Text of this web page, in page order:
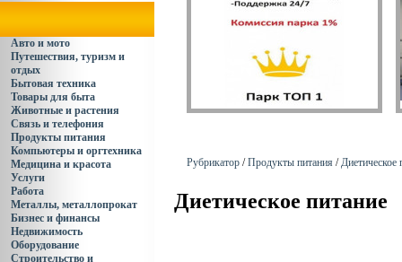
Авто и мото
Путешествия, туризм и
отдых
Бытовая техника
Товары для быта
Животные и растения
Связь и телефония
Продукты питания
Компьютеры и оргтехника
Медицина и красота
Услуги
Работа
Металлы, металлопрокат
Бизнес и финансы
Недвижимость
Оборудование
Строительство и
Рубрикатор /Продукты питания /Диетическое
Диетическое питание